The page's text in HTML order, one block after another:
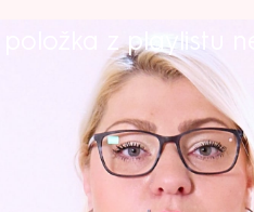
položka z playlistu
těžký život, ale i
vás dojme a